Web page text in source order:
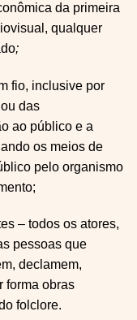
da primeira
qualquer
;
fio, inclusive por
das
ao público e a
os meios de
pelo organismo
– todos os atores,
pessoas que
declamem,
forma obras
folclore.